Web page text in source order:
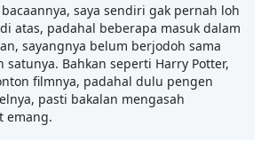
saya sendiri gak pernah loh
atas, padahal beberapa masuk dalam
sayangnya belum berjodoh sama
satunya. Bahkan seperti Harry Potter,
filmnya, padahal dulu pengen
pasti bakalan mengasah
emang.